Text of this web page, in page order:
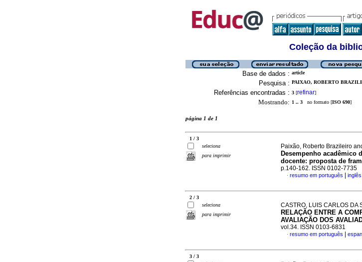
Coleção da
Base de dados : article
Pesquisa : PAIXAO, ROBERTO
Referências encontradas : 3 [refinar]
Mostrando: 1 .. 3 no formato [ISO 690]
página 1 de 1
1 / 3
seleciona
para imprimir
Paixão, Roberto Brazileiro
Desempenho acadêmico
docente: proposta de
p.140-162. ISSN 0102-7735
· resumo em português inglês
2 / 3
seleciona
para imprimir
CASTRO, LUIS CARLOS DA
RELAÇÃO ENTRE A
AVALIAÇÃO DOS
vol.34. ISSN 0103-6831
· resumo em português
3 / 3